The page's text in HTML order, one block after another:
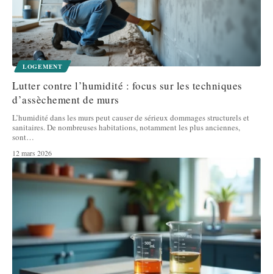
LOGEMENT
Lutter contre l’humidité : focus sur les techniques
d’assèchement de murs
L’humidité dans les murs peut causer de sérieux dommages structurels et
sanitaires. De nombreuses habitations, notamment les plus anciennes,
sont…
12 mars 2026